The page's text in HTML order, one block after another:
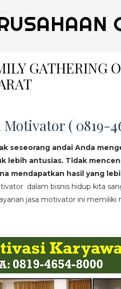
GATHERING
Motivator ( 0819-
seseorang andai Anda
lebih antusias. Tidak
mendapatkan hasil yang
dalam bisnis hidup kita
jasa motivator ini memiliki